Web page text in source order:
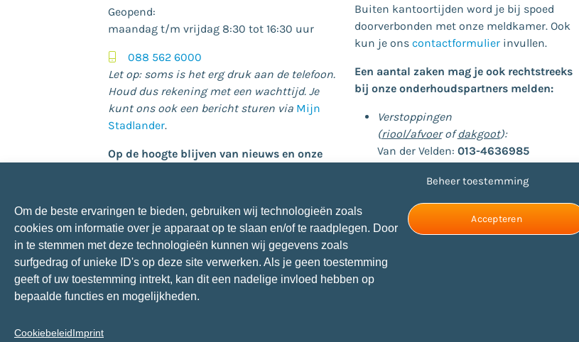
Beheer toestemming
Om de beste ervaringen te bieden, gebruiken wij technologieën zoals
cookies om informatie over je apparaat op te slaan en/of te raadplegen. Door
in te stemmen met deze technologieën kunnen wij gegevens zoals
surfgedrag of unieke ID's op deze site verwerken. Als je geen toestemming
geeft of uw toestemming intrekt, kan dit een nadelige invloed hebben op
bepaalde functies en mogelijkheden.
Accepteren
CookiebeleidImprint
Geopend:
maandag t/m vrijdag 8:30 tot 16:30 uur
088 562 6000
Let op: soms is het erg druk aan de telefoon.
Houd dus rekening met een wachttijd. Je
kunt ons ook een bericht sturen via Mijn
Stadlander.
Op de hoogte blijven van nieuws en onze
aanmelden nieuwsbrief
© 2026 Stadlander
Cookies
Disclaimer
Buiten kantoortijden word je bij spoed
doorverbonden met onze meldkamer. Ook
kun je ons contactformulierinvullen.
Een aantal zaken mag je ook rechtstreeks
bij onze onderhoudspartners melden:
Verstoppingen
(riool/afvoerofdakgoot):
Van der Velden: 013-4636985
Snepvangers Glas:088-1660304
Storing centrale verwarming op Tholen:
Van de Velde Installatiegroep:
572120
gebieden: